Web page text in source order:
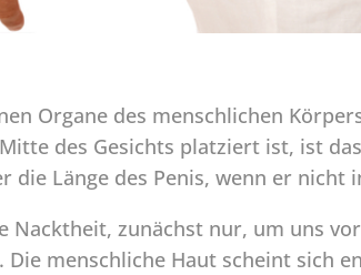
Organe des menschlichen
des Gesichts platziert ist, ist
die Länge des Penis, wenn er
Nacktheit, zunächst nur, um uns
menschliche Haut scheint sich